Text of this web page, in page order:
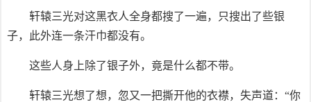
轩辕三光对这黑衣人全身都搜了一遍，只搜出了些银
子，此外连一条汗巾都没有。
这些人身上除了银子外，竟是什么都不带。
轩辕三光想了想，忽又一把撕开他的衣襟，失声道：“你